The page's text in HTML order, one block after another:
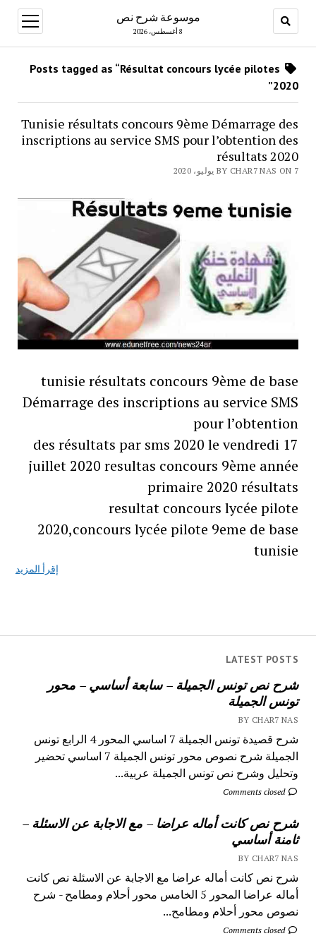
موسوعة شرح نص
8 أغسطس، 2026
open
menu
LATEST POSTS
شرح نص تونس الجميلة – سابعة أساسي – محور
تونس الجميلة
BY CHAR7 NAS
شرح قصيدة تونس الجميلة 7 اساسي المحور 4 الرابع تونس
الجميلة شرح نصوص محور تونس الجميلة 7 اساسي تحضير
وتحليل وشرح نص تونس الجميلة عربية...
Comments closed
شرح نص كانت أماله عراضا – مع الاجابة عن الاسئلة –
ثامنة أساسي
BY CHAR7 NAS
شرح نص كانت أماله عراضا مع الاجابة عن الاسئلة نص كانت
أماله عراضا المحور 5 الخامس محور أحلام ومطامح - شرح
نصوص محور أحلام ومطامح...
Comments closed
Posts tagged as “Résultat concours lycée pilotes
2020”
Tunisie résultats concours 9ème Démarrage des
inscriptions au service SMS pour l’obtention des
résultats 2020
BY CHAR7 NAS ON 7 يوليو، 2020
tunisie résultats concours 9ème de base
Démarrage des inscriptions au service SMS
pour l’obtention
des résultats par sms 2020 le vendredi 17
juillet 2020 resultas concours 9ème année
primaire 2020 résultats
resultat concours lycée pilote
2020,concours lycée pilote 9eme de base
tunisie
إقرأ المزيد